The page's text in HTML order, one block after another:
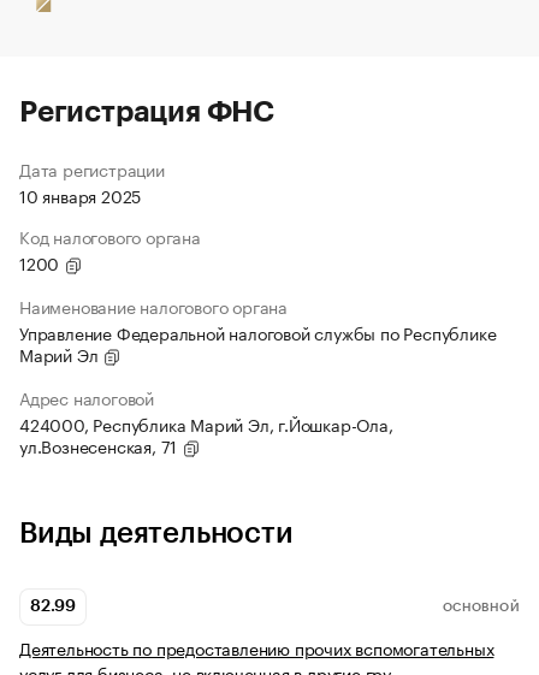
Регистрация ФНС
Дата регистрации
10 января 2025
Код налогового органа
1200
Наименование налогового органа
Управление Федеральной налоговой службы по Республике
Марий Эл
Адрес налоговой
424000, Республика Марий Эл, г.Йошкар-Ола,
ул.Вознесенская, 71
Виды деятельности
82.99 ОСНОВНОЙ
Деятельность по предоставлению прочих вспомогательных